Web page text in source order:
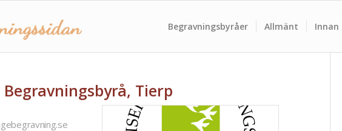
Begravningsbyråer Allmänt Innan
Tierp